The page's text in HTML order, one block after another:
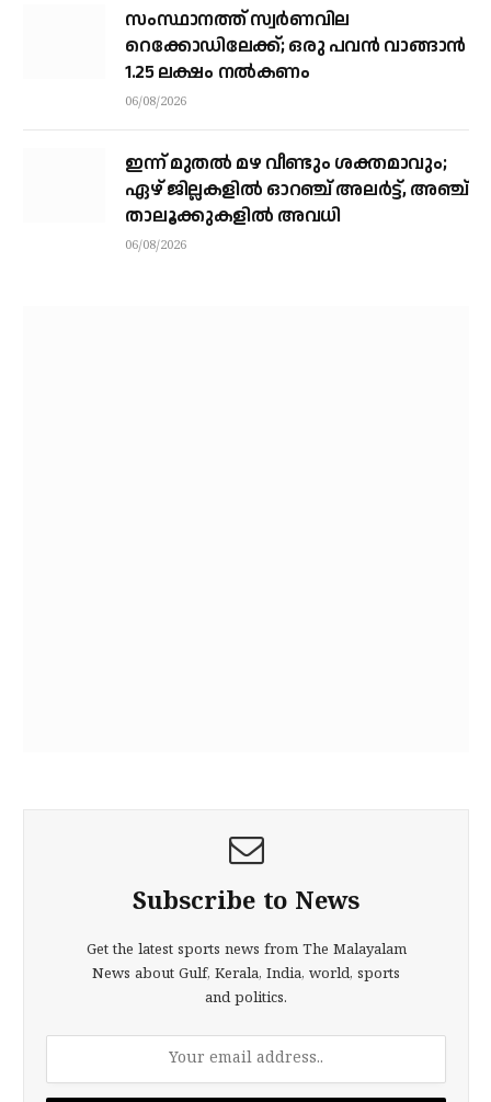
സംസ്ഥാനത്ത് സ്വര്‍ണവില
റെക്കോഡിലേക്ക്; ഒരു പവന്‍ വാങ്ങാന്‍
1.25 ലക്ഷം നല്‍കണം
06/08/2026
ഇന്ന് മുതല്‍ മഴ വീണ്ടും ശക്തമാവും;
ഏഴ് ജില്ലകളില്‍ ഓറഞ്ച് അലര്‍ട്ട്, അഞ്ച്
താലൂക്കുകളില്‍ അവധി
06/08/2026
Subscribe to News
Get the latest sports news from The Malayalam
News about Gulf, Kerala, India, world, sports
and politics.